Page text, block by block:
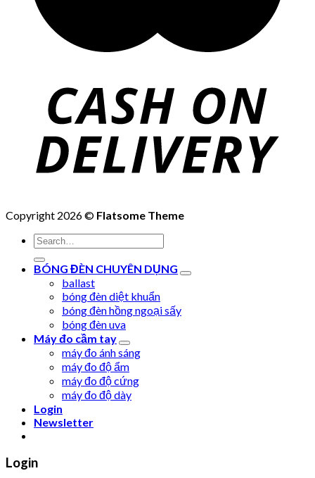
Copyright 2026 © Flatsome Theme
Search
for:
BÓNG ĐÈN CHUYÊN DỤNG
ballast
bóng đèn diệt khuẩn
bóng đèn hồng ngoại sấy
bóng đèn uva
Máy đo cầm tay
máy đo ánh sáng
máy đo độ ẩm
máy đo độ cứng
máy đo độ dày
Login
Newsletter
Login